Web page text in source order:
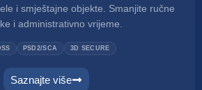
i smještajne objekte. Smanjite ručne
i administrativno vrijeme.
PSD2/SCA 3D SECURE
Saznajte više